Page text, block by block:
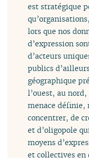
est stratégique
lors que nos
d’expression
d’acteurs
publics
géographique
l’ouest, au
menace définie,
concentrer, de
et d’oligopole
moyens
et collectives en